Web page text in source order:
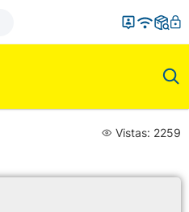
Vistas: 2259